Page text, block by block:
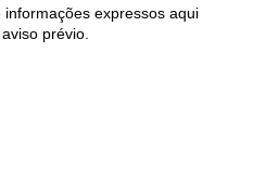
expressos aqui
prévio.